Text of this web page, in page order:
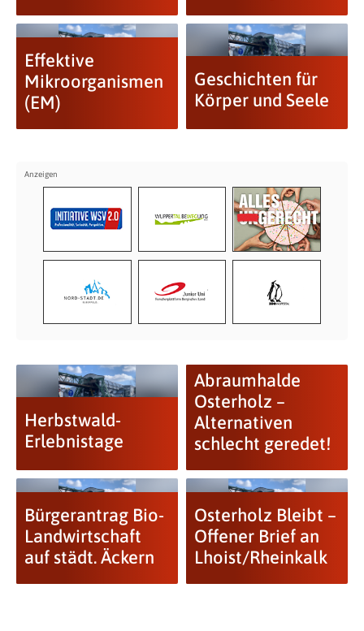
Effektive
Mikroorganismen
(EM)
Geschichten für
Körper und Seele
Herbstwald-
Erlebnistage
Abraumhalde
Osterholz –
Alternativen
schlecht geredet!
Bürgerantrag Bio-
Landwirtschaft
auf städt. Äckern
Osterholz Bleibt –
Offener Brief an
Lhoist/Rheinkalk